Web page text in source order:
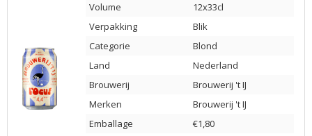
Volume
12x33cl
Verpakking
Blik
Categorie
Blond
Land
Nederland
Brouwerij
Brouwerij 't IJ
Merken
Brouwerij 't IJ
Emballage
€1,80